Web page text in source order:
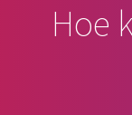
Hoe